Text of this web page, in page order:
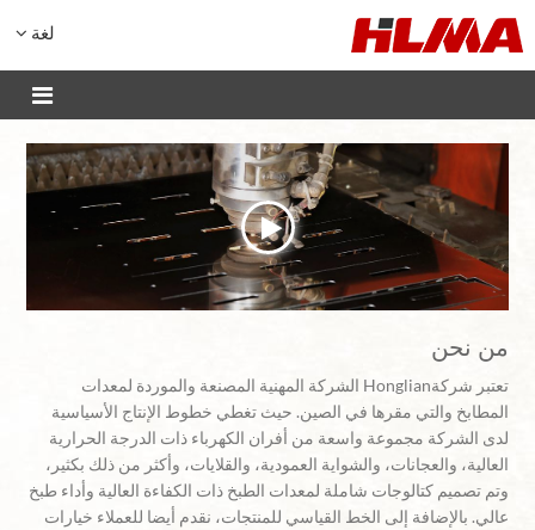
لغة
من نحن
تعتبر شركةHonglian الشركة المهنية المصنعة والموردة لمعدات
المطابخ والتي مقرها في الصين. حيث تغطي خطوط الإنتاج الأسياسية
لدى الشركة مجموعة واسعة من أفران الكهرباء ذات الدرجة الحرارية
العالية، والعجانات، والشواية العمودية، والقلايات، وأكثر من ذلك بكثير،
وتم تصميم كتالوجات شاملة لمعدات الطبخ ذات الكفاءة العالية وأداء طبخ
عالي. بالإضافة إلى الخط القياسي للمنتجات، نقدم أيضا للعملاء خيارات